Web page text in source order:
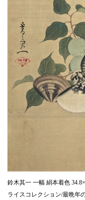
鈴木其一 一幅 絹本着色
ライスコレクション/最晩年